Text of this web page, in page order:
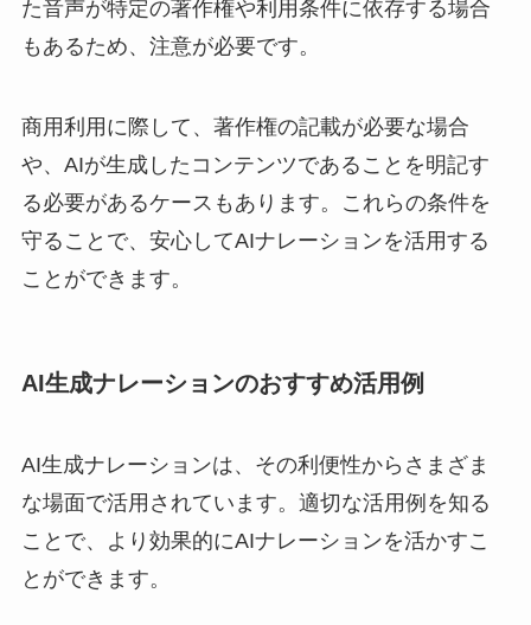
た音声が特定の著作権や利用条件に依存する場合
もあるため、注意が必要です。
商用利用に際して、著作権の記載が必要な場合
や、AIが生成したコンテンツであることを明記す
る必要があるケースもあります。これらの条件を
守ることで、安心してAIナレーションを活用する
ことができます。
AI生成ナレーションのおすすめ活用例
AI生成ナレーションは、その利便性からさまざま
な場面で活用されています。適切な活用例を知る
ことで、より効果的にAIナレーションを活かすこ
とができます。